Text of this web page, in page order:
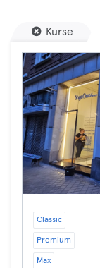
Kurse
Classic
Premium
Max